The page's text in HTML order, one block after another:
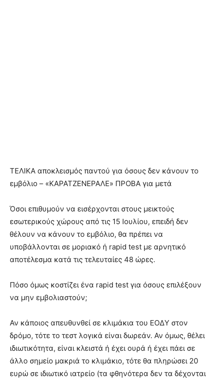
ΤΕΛΙΚΑ αποκλεισμός παντού για όσους δεν κάνουν το
εμβόλιο – «ΚΑΡΑΤΖΕΝΕΡΑΛΕ» ΠΡΟΒΑ για μετά
Όσοι επιθυμούν να εισέρχονται στους μεικτούς
εσωτερικούς χώρους από τις 15 Ιουλίου, επειδή δεν
θέλουν να κάνουν το εμβόλιο, θα πρέπει να
υποβάλλονται σε μοριακό ή rapid test με αρνητικό
αποτέλεσμα κατά τις τελευταίες 48 ώρες.
Πόσο όμως κοστίζει ένα rapid test για όσους επιλέξουν
να μην εμβολιαστούν;
Αν κάποιος απευθυνθεί σε κλιμάκια του ΕΟΔΥ στον
δρόμο, τότε το τεστ λογικά είναι δωρεάν. Αν όμως, θέλει
ιδιωτικότητα, είναι κλειστά ή έχει ουρά ή έχει πάει σε
άλλο σημείο μακριά το κλιμάκιο, τότε θα πληρώσει 20
ευρώ σε ιδιωτικό ιατρείο (τα φθηνότερα δεν τα δέχονται